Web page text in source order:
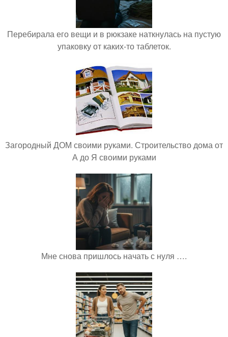
Перебирала его вещи и в рюкзаке наткнулась на пустую
упаковку от каких-то таблеток.
Загородный ДОМ своими руками. Строительство дома от
А до Я своими руками
Мне снова пришлось начать с нуля ….